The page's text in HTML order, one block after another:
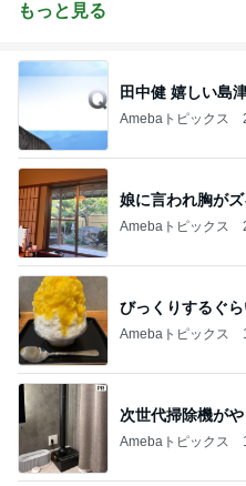
もっと見る
田中健 嬉しい島
Amebaトピックス
娘に言われ胸が
Amebaトピックス
びっくりするぐ
Amebaトピックス
次世代掃除機がや
Amebaトピックス